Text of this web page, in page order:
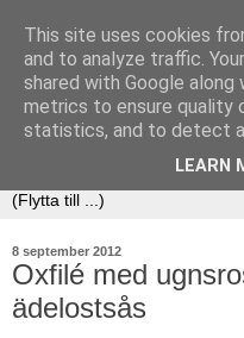
8 september 2012
Oxfilé med
ädelostsås
This site uses cookies
and to analyze traffic.
shared with Google
metrics to ensure quality
statistics, and to detect
LEARN